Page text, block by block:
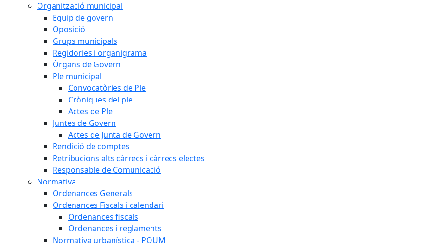
Organització municipal
Equip de govern
Oposició
Grups municipals
Regidories i organigrama
Òrgans de Govern
Ple municipal
Convocatòries de Ple
Cròniques del ple
Actes de Ple
Juntes de Govern
Actes de Junta de Govern
Rendició de comptes
Retribucions alts càrrecs i càrrecs electes
Responsable de Comunicació
Normativa
Ordenances Generals
Ordenances Fiscals i calendari
Ordenances fiscals
Ordenances i reglaments
Normativa urbanística - POUM